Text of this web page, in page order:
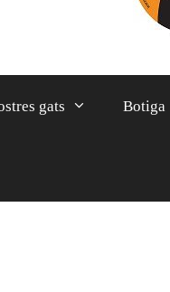
gats Botiga